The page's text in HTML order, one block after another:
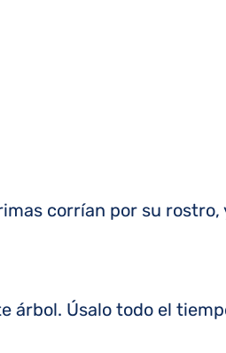
corrían por su rostro,
Úsalo todo el